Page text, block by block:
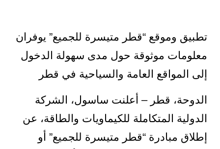
تطبيق وموقع “قطر متيسرة للجميع” يوفران
معلومات موثوقة حول مدى سهولة الدخول
إلى المواقع العامة والسياحية في قطر
الدوحة، قطر – أعلنت ساسول، الشركة
الدولية المتكاملة للكيماويات والطاقة، عن
إطلاق مبادرة “قطر متيسرة للجميع” أو